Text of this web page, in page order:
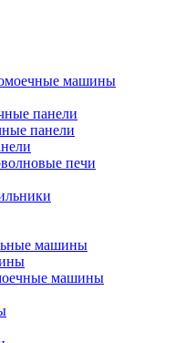
машины
панели
панели
печи
машины
машины